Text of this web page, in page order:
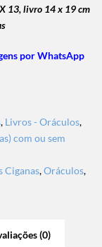
13, livro 14 x 19 cm
por WhatsApp
, Livros - Oráculos,
com ou sem
Ciganas,Oráculos,
(0)